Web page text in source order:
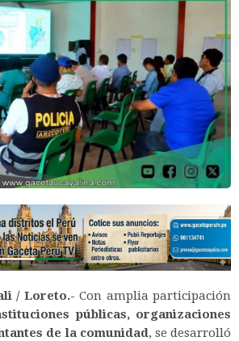
/ Loreto.- Con amplia participación
públicas, organizaciones
de la comunidad, se desarrolló